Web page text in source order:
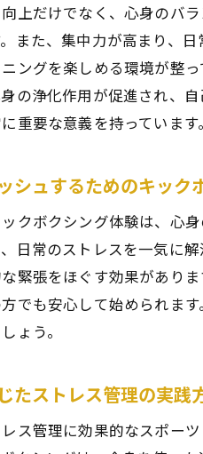
自然との
環境を活
自然の中
キックボクシ
新しい友達
初心者歓
キックボ
青葉区で
地域との
地域コミュ
心身の健
上だけでなく、心身のバ
また、集中力が高まり、
ングを楽しめる環境が整
の浄化作用が促進され、
重要な意義を持っています。
シュするためのキック
クボクシング体験は、心
日常のストレスを一気に
緊張をほぐす効果があり
でも安心して始められま
ょう。
たストレス管理の実践
ス管理に効果的なスポー